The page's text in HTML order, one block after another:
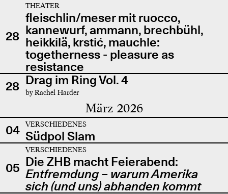
28
THEATER
fleischlin/meser mit ruocco,
kannewurf, ammann, brechbühl,
heikkilä, krstić, mauchle:
togetherness - pleasure as
resistance
28 Drag im Ring Vol. 4
by Rachel Harder
März 2026
04 VERSCHIEDENES
Südpol Slam
05
VERSCHIEDENES
Die ZHB macht Feierabend:
Entfremdung – warum Amerika
sich (und uns) abhanden kommt